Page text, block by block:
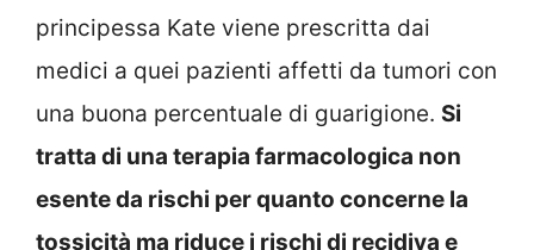
principessa Kate viene prescritta dai
medici a quei pazienti affetti da tumori con
una buona percentuale di guarigione. Si
tratta di una terapia farmacologica non
esente da rischi per quanto concerne la
tossicità ma riduce i rischi di recidiva e